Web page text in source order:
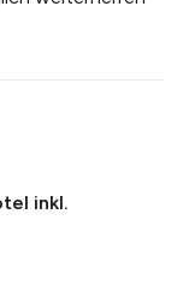
inkl.